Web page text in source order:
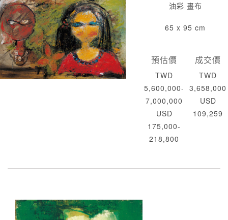
油彩 畫布
65 x 95 cm
預估價
TWD
5,600,000-
7,000,000
USD
175,000-
218,800
成交價
TWD
3,658,000
USD
109,259